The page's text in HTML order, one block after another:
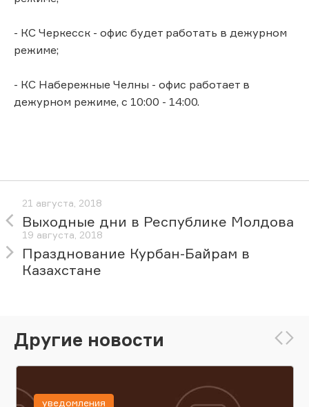
- КС Черкесск - офис будет работать в дежурном
режиме;
- КС Набережные Челны - офис работает в
дежурном режиме, с 10:00 - 14:00.
21 августа, 2018
Выходные дни в Республике Молдова
19 августа, 2018
Празднование Курбан-Байрам в
Казахстане
Другие новости
уведомления